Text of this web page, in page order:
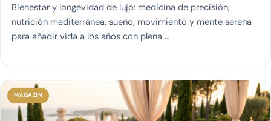
Bienestar y longevidad de lujo: medicina de precisión,
nutrición mediterránea, sueño, movimiento y mente serena
para añadir vida a los años con plena …
MAGAZIN